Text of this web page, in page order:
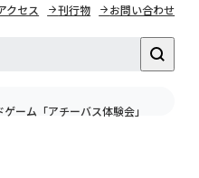
クセス 刊行物 お問い合わせ
ーム「アチーバス体験会」